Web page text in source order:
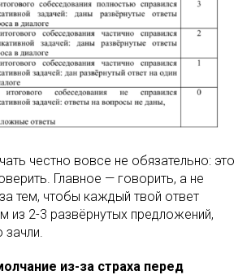
честно вовсе не обязательно: это
Главное — говорить, а не
тем, чтобы каждый твой ответ
из 2-3 развёрнутых предложений,
из-за страха перед